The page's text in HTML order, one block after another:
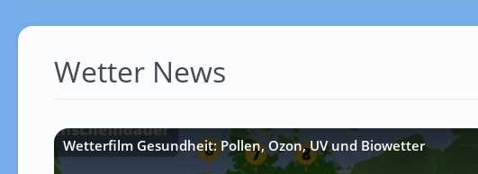
Wetter News
Wetterfilm Gesundheit: Pollen, Ozon, UV und Biowetter